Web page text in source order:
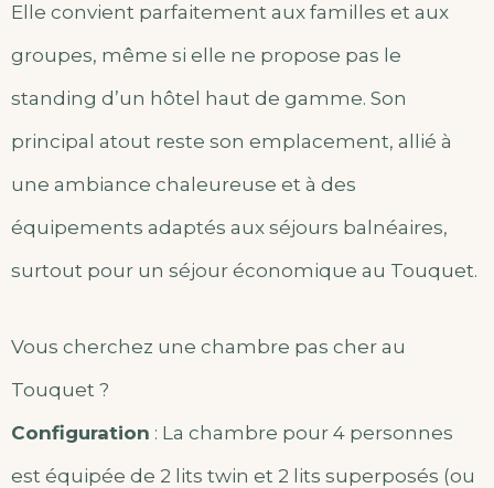
Elle convient parfaitement aux familles et aux
groupes, même si elle ne propose pas le
standing d’un hôtel haut de gamme. Son
principal atout reste son emplacement, allié à
une ambiance chaleureuse et à des
équipements adaptés aux séjours balnéaires,
surtout pour un séjour économique au Touquet.
Vous cherchez une chambre pas cher au
Touquet ?
Configuration : La chambre pour 4 personnes
est équipée de 2 lits twin et 2 lits superposés (ou